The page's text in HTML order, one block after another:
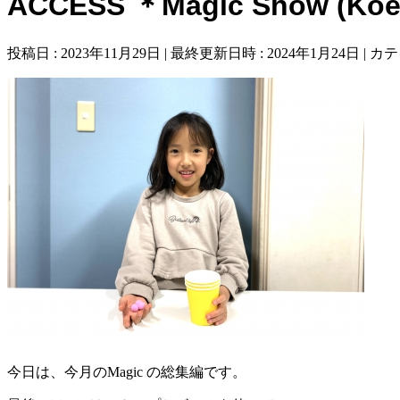
投稿日 : 2023年11月29日 最終更新日時 : 2024年1月24日 カ
今日は、今月のMagic の総集編です。